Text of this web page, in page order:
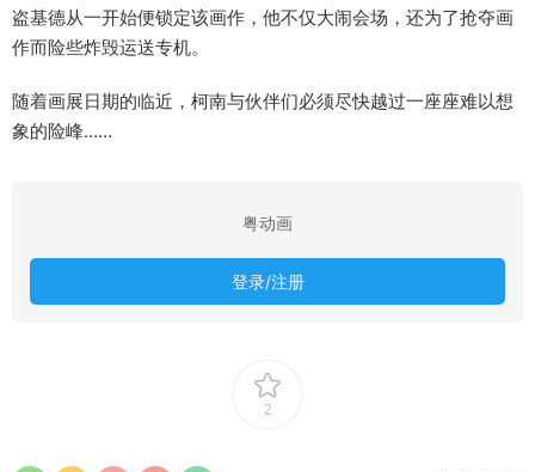
盗基德从一开始便锁定该画作，他不仅大闹会场，还为了抢夺画
作而险些炸毁运送专机。
随着画展日期的临近，柯南与伙伴们必须尽快越过一座座难以想
象的险峰……
粤动画
登录/注册
2